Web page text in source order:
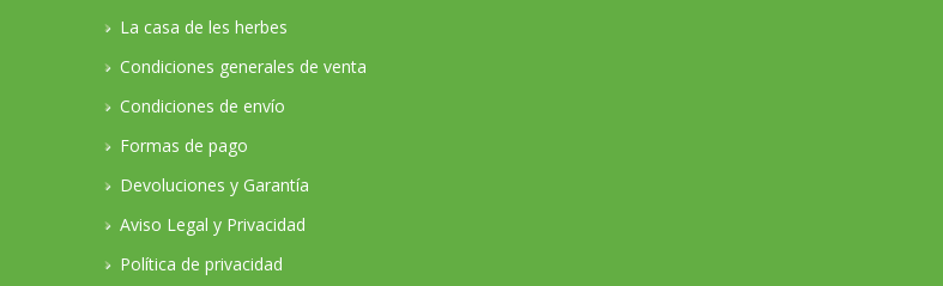
La casa de les herbes
Condiciones generales de venta
Condiciones de envío
Formas de pago
Devoluciones y Garantía
Aviso Legal y Privacidad
Política de privacidad